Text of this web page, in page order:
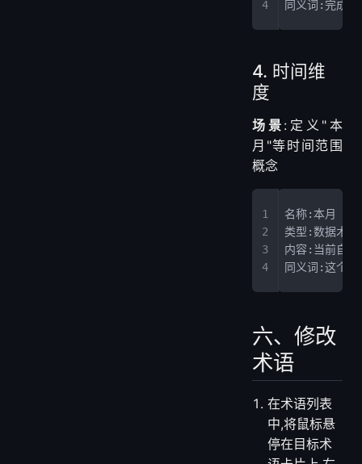
内容:订单状
4. 时间维
场景 :定义"本
月"等时间范围
概念
内容:当前自
同义词:这个月
六、修改
术语